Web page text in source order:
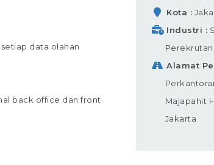
data olahan
back office dan front
Kota
Industri
Perekrutan
Alamat
Majapahit
Jakarta